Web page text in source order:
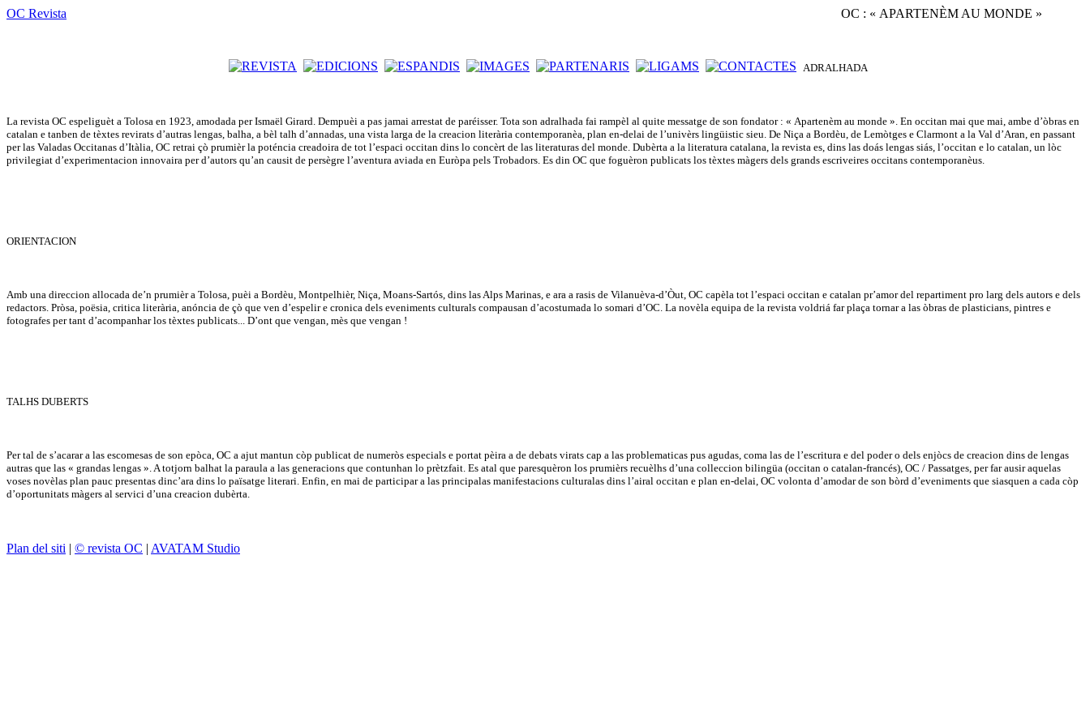
OC Revista OC : « APARTENÈM AU MONDE »
ADRALHADA
La revista OC espeliguèt a Tolosa en 1923, amodada per Ismaël Girard. Dempuèi a pas jamai arrestat de paréisser. Tota son adralhada fai rampèl al quite messatge de son fondator : « Apartenèm au monde ». En occitan mai que mai, ambe d’òbras en
catalan e tanben de tèxtes revirats d’autras lengas, balha, a bèl talh d’annadas, una vista larga de la creacion literària contemporanèa, plan en-delai de l’univèrs lingüistic sieu. De Niça a Bordèu, de Lemòtges e Clarmont a la Val d’Aran, en passant
per las Valadas Occitanas d’Itàlia, OC retrai çò prumièr la poténcia creadoira de tot l’espaci occitan dins lo concèrt de las literaturas del monde. Dubèrta a la literatura catalana, la revista es, dins las doás lengas siás, l’occitan e lo catalan, un lòc
privilegiat d’experimentacion innovaira per d’autors qu’an causit de persègre l’aventura aviada en Euròpa pels Trobadors. Es din OC que foguèron publicats los tèxtes màgers dels grands escriveires occitans contemporanèus.
ORIENTACION
Amb una direccion allocada de’n prumièr a Tolosa, puèi a Bordèu, Montpelhièr, Niça, Moans-Sartós, dins las Alps Marinas, e ara a rasis de Vilanuèva-d’Òut, OC capèla tot l’espaci occitan e catalan pr’amor del repartiment pro larg dels autors e dels
redactors. Pròsa, poësia, critica literària, anóncia de çò que ven d’espelir e cronica dels eveniments culturals compausan d’acostumada lo somari d’OC. La novèla equipa de la revista voldriá far plaça tornar a las òbras de plasticians, pintres e
fotografes per tant d’acompanhar los tèxtes publicats... D’ont que vengan, mès que vengan !
TALHS DUBERTS
Per tal de s’acarar a las escomesas de son epòca, OC a ajut mantun còp publicat de numeròs especials e portat pèira a de debats virats cap a las problematicas pus agudas, coma las de l’escritura e del poder o dels enjòcs de creacion dins de lengas
autras que las « grandas lengas ». A totjorn balhat la paraula a las generacions que contunhan lo prètzfait. Es atal que paresquèron los prumièrs recuèlhs d’una colleccion bilingüa (occitan o catalan-francés), OC / Passatges, per far ausir aquelas
voses novèlas plan pauc presentas dinc’ara dins lo païsatge literari. Enfin, en mai de participar a las principalas manifestacions culturalas dins l’airal occitan e plan en-delai, OC volonta d’amodar de son bòrd d’eveniments que siasquen a cada còp
d’oportunitats màgers al servici d’una creacion dubèrta.
Plan del siti | © revista OC | AVATAM Studio